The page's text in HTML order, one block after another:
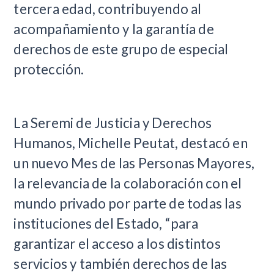
tercera edad, contribuyendo al
acompañamiento y la garantía de
derechos de este grupo de especial
protección.
La Seremi de Justicia y Derechos
Humanos, Michelle Peutat, destacó en
un nuevo Mes de las Personas Mayores,
la relevancia de la colaboración con el
mundo privado por parte de todas las
instituciones del Estado, “para
garantizar el acceso a los distintos
servicios y también derechos de las